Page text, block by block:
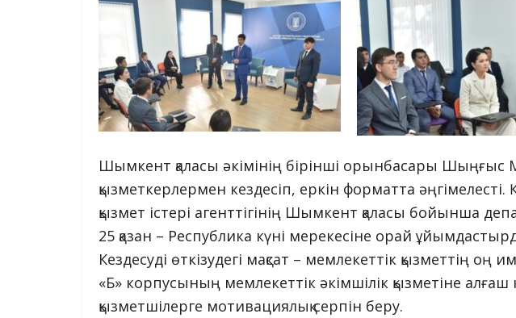
Шымкент қаласы әкімінің бірінші орынбасары Шыңғыс
қызметкерлермен кездесіп, еркін форматта әңгімелесті.
қызмет істері агенттігінің Шымкент қаласы бойынша
25 қазан – Республика күні мерекесіне орай
Кездесуді өткізудегі мақсат – мемлекеттік қызметтің оң
«Б» корпусының мемлекеттік әкімшілік қызметіне алғаш
қызметшілерге мотивациялық серпін беру.